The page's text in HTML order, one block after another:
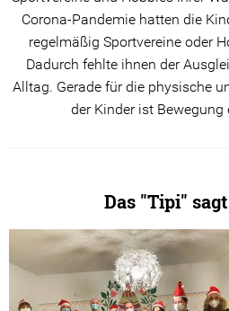
Beratungsangebote
Prävention
Ansprechpartner*innen
Spendenwege
Aktuelle Projekte
Erfolgreiche Projekte
Corona-Pandemie hatten die
regelmäßig Sportvereine oder
Dadurch fehlte ihnen der
Alltag. Gerade für die physische
der Kinder ist Bewegung
Das "Tipi"